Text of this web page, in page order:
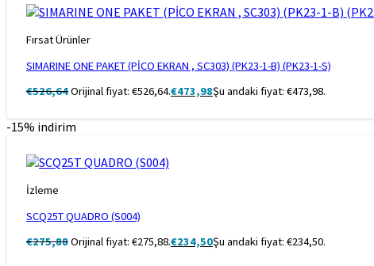
Fırsat Ürünler
SIMARINE ONE PAKET (PİCO EKRAN , SC303) (PK23-1-B) (PK23-1-S)
€526,64Orijinal fiyat: €526,64.€473,98Şu andaki fiyat: €473,98.
-15% indirim
İzleme
SCQ25T QUADRO (S004)
€275,88Orijinal fiyat: €275,88.€234,50Şu andaki fiyat: €234,50.